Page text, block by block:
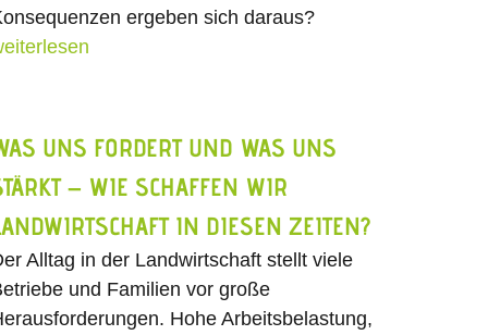
ergeben sich daraus?
UNS FORDERT UND WAS UNS
– WIE SCHAFFEN WIR
IN DIESEN ZEITEN?
Alltag in der Landwirtschaft stellt viele
und Familien vor große
Hohe Arbeitsbelastung,